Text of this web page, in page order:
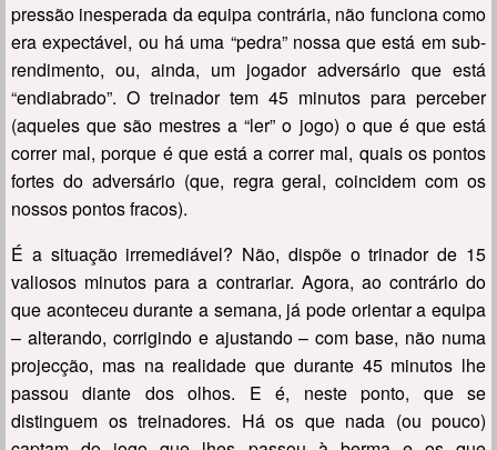
pressão inesperada da equipa contrária, não funciona como
era expectável, ou há uma “pedra” nossa que está em sub-
rendimento, ou, ainda, um jogador adversário que está
“endiabrado”. O treinador tem 45 minutos para perceber
(aqueles que são mestres a “ler” o jogo) o que é que está
correr mal, porque é que está a correr mal, quais os pontos
fortes do adversário (que, regra geral, coincidem com os
nossos pontos fracos).
É a situação irremediável? Não, dispõe o trinador de 15
valiosos minutos para a contrariar. Agora, ao contrário do
que aconteceu durante a semana, já pode orientar a equipa
– alterando, corrigindo e ajustando – com base, não numa
projecção, mas na realidade que durante 45 minutos lhe
passou diante dos olhos. E é, neste ponto, que se
distinguem os treinadores. Há os que nada (ou pouco)